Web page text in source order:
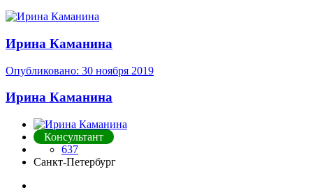
Ирина Каманина
Опубликовано: 30 ноября 2019
Ирина Каманина
Консультант
637
Санкт-Петербург